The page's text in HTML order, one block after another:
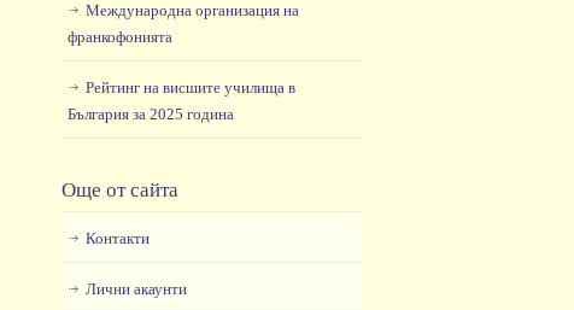
Международна организация на
франкофонията
Рейтинг на висшите училища в
България за 2025 година
Още от сайта
Контакти
Лични акаунти